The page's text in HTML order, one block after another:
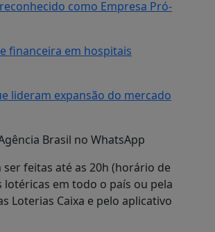
como Empresa Pró-
financeira em hospitais
lideram expansão do mercado
Brasil no WhatsApp
feitas até as 20h (horário de
lotéricas em todo o país ou pela
Loterias Caixa e pelo aplicativo